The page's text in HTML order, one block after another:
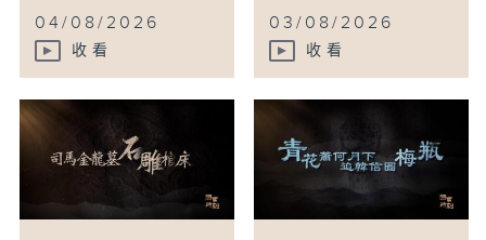
04/08/2026
收看
03/08/2026
收看